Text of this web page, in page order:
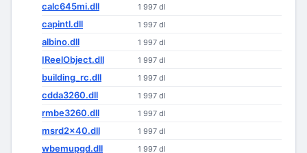
calc645mi.dll 1 997 dl
capintl.dll 1 997 dl
albino.dll 1 997 dl
IReelObject.dll 1 997 dl
building_rc.dll 1 997 dl
cdda3260.dll 1 997 dl
rmbe3260.dll 1 997 dl
msrd2x40.dll 1 997 dl
wbemupgd.dll 1 997 dl